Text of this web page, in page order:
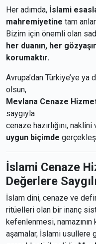
Her adımda, İslami
mahremiyetine tam
Bizim için önemli olan
her duanın, her
korumaktır.
Avrupa’dan Türkiye’ye
olsun,
Mevlana Cenaze
saygıyla
cenaze hazırlığını,
uygun biçimde
İslami Cenaze
Değerlere
İslam dini, cenaze ve
ritüelleri olan bir inanç
kefenlenmesi,
aşamalar, İslami usullere